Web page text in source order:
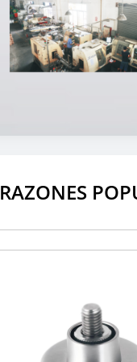
RAZONES